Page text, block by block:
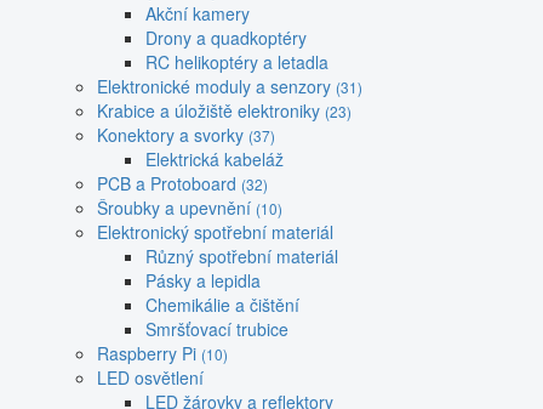
Akční kamery
Drony a quadkoptéry
RC helikoptéry a letadla
Elektronické moduly a senzory (31)
Krabice a úložiště elektroniky (23)
Konektory a svorky (37)
Elektrická kabeláž
PCB a Protoboard (32)
Šroubky a upevnění (10)
Elektronický spotřební materiál
Různý spotřební materiál
Pásky a lepidla
Chemikálie a čištění
Smršťovací trubice
Raspberry Pi (10)
LED osvětlení
LED žárovky a reflektory